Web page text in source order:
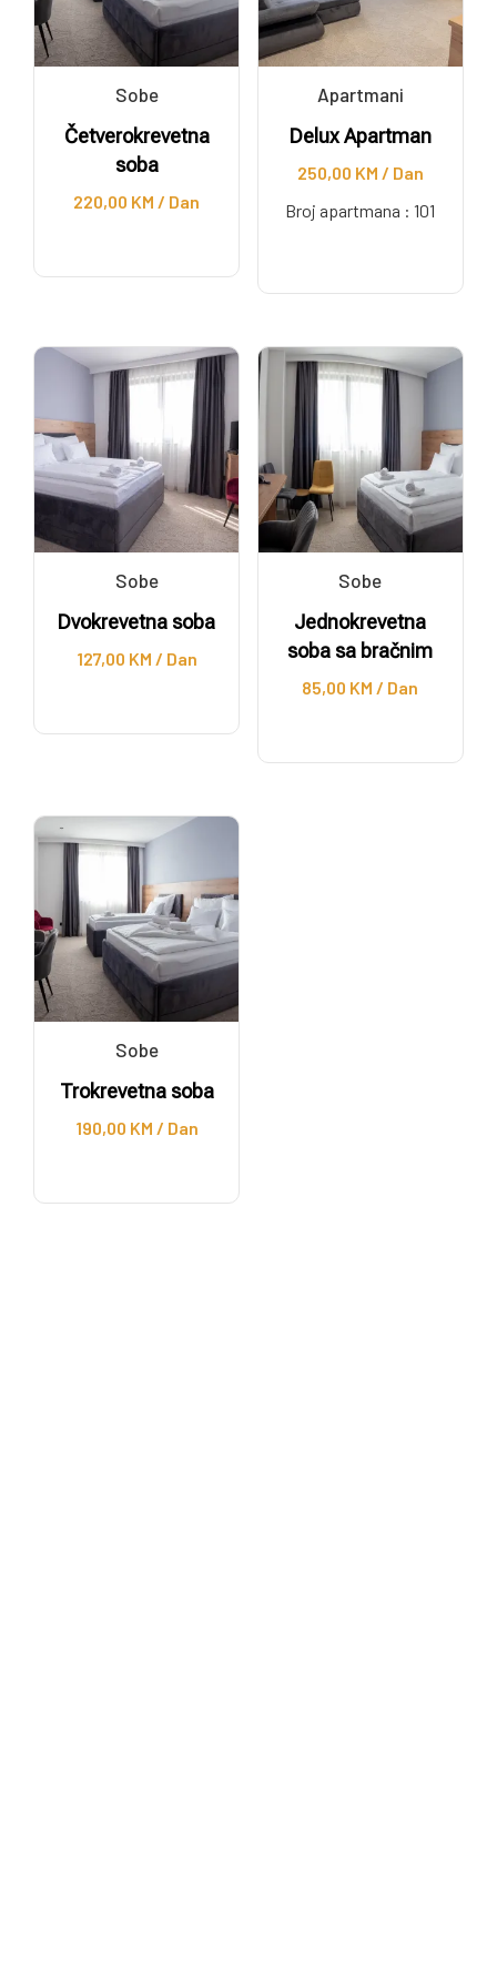
Sobe
Četverokrevetna
soba
220,00 KM / Dan
Apartmani
Delux Apartman
250,00 KM / Dan
Broj apartmana :101
Sobe
Dvokrevetna soba
127,00 KM / Dan
Sobe
Jednokrevetna
soba sa bračnim
85,00 KM / Dan
Sobe
Trokrevetna soba
190,00 KM / Dan